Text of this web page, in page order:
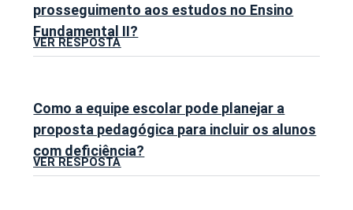
prosseguimento aos estudos no Ensino
Fundamental II?
VER RESPOSTA
Como a equipe escolar pode planejar a
proposta pedagógica para incluir os alunos
com deficiência?
VER RESPOSTA